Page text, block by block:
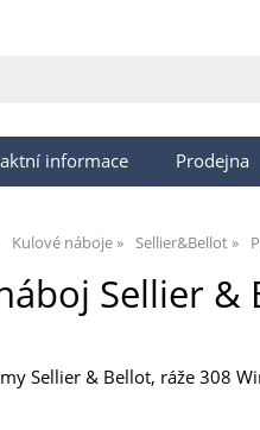
informace Prodejna
Kulové náboje Sellier&Bellot
Sellier &
Sellier & Bellot, ráže 308